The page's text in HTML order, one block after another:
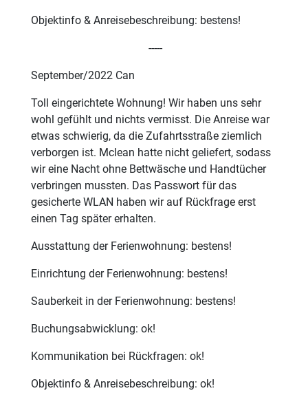
Objektinfo & Anreisebeschreibung: bestens!
-----
September/2022 Can
Toll eingerichtete Wohnung! Wir haben uns sehr
wohl gefühlt und nichts vermisst. Die Anreise war
etwas schwierig, da die Zufahrtsstraße ziemlich
verborgen ist. Mclean hatte nicht geliefert, sodass
wir eine Nacht ohne Bettwäsche und Handtücher
verbringen mussten. Das Passwort für das
gesicherte WLAN haben wir auf Rückfrage erst
einen Tag später erhalten.
Ausstattung der Ferienwohnung: bestens!
Einrichtung der Ferienwohnung: bestens!
Sauberkeit in der Ferienwohnung: bestens!
Buchungsabwicklung: ok!
Kommunikation bei Rückfragen: ok!
Objektinfo & Anreisebeschreibung: ok!